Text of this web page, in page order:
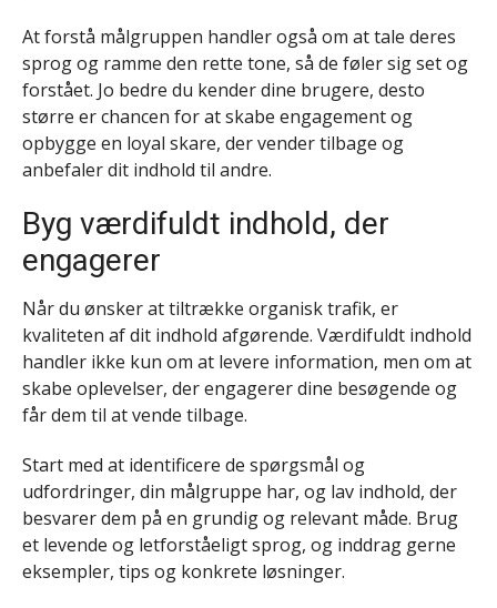
At forstå målgruppen handler også om at tale deres
sprog og ramme den rette tone, så de føler sig set og
forstået. Jo bedre du kender dine brugere, desto
større er chancen for at skabe engagement og
opbygge en loyal skare, der vender tilbage og
anbefaler dit indhold til andre.
Byg værdifuldt indhold, der
engagerer
Når du ønsker at tiltrække organisk trafik, er
kvaliteten af dit indhold afgørende. Værdifuldt indhold
handler ikke kun om at levere information, men om at
skabe oplevelser, der engagerer dine besøgende og
får dem til at vende tilbage.
Start med at identificere de spørgsmål og
udfordringer, din målgruppe har, og lav indhold, der
besvarer dem på en grundig og relevant måde. Brug
et levende og letforståeligt sprog, og inddrag gerne
eksempler, tips og konkrete løsninger.